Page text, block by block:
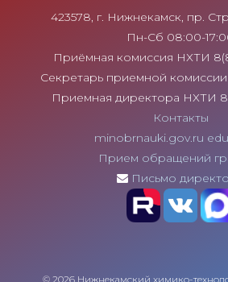
423578, г. Нижнекамск, пр.
Пн-Сб 08:00-
Приёмная комиссия НХТИ
Секретарь приемной комиссии
Приемная директора НХТИ
Контакты
minobrnauki.gov.ru
Прием обращений
Письмо
© 2026 Нижнекамский химико-